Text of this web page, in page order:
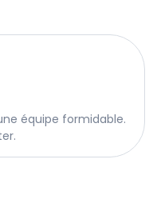
équipe formidable.